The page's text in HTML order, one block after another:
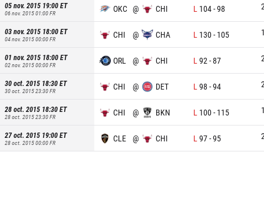
05 nov. 2015 19:00ET
06 nov. 2015 01:00FR OKC @ CHI L 104-98
03 nov. 2015 18:00ET
04 nov. 2015 00:00FR CHI @ CHA L 130- 105
01 nov. 2015 18:00ET
02 nov. 2015 00:00FR ORL @ CHI L 92 -87
30 oct. 2015 18:30ET
30 oct. 2015 23:30FR CHI @ DET L 98 -94
28 oct. 2015 18:30ET
28 oct. 2015 23:30FR CHI @ BKN L 100- 115
27 oct. 2015 19:00ET
28 oct. 2015 00:00FR CLE @ CHI L 97-95